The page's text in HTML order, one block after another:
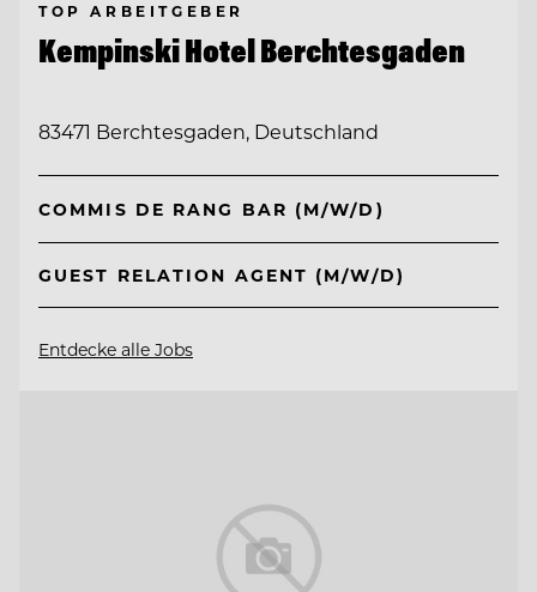
TOP ARBEITGEBER
Kempinski Hotel Berchtesgaden
83471 Berchtesgaden, Deutschland
COMMIS DE RANG BAR (M/W/D)
GUEST RELATION AGENT (M/W/D)
Entdecke alle Jobs